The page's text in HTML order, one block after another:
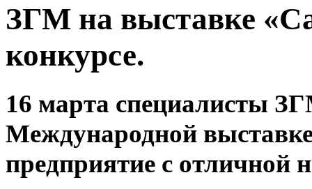
ЗГМ на выставке
конкурсе.
16 марта специалисты
Международной
предприятие с отличной